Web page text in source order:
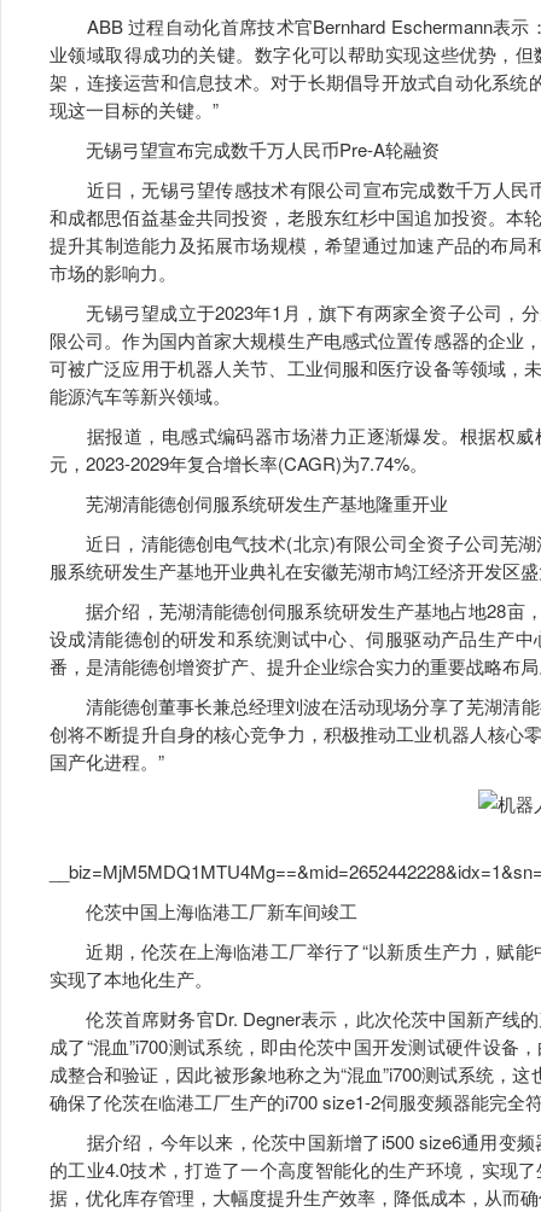
ABB 过程自动化首席技术官Bernhard Eschermann表示
业领域取得成功的关键。数字化可以帮助实现这些优势，
架，连接运营和信息技术。对于长期倡导开放式自动化系
现这一目标的关键。”
无锡弓望宣布完成数千万人民币Pre-A轮融资
近日，无锡弓望传感技术有限公司宣布完成数千万人民
和成都思佰益基金共同投资，老股东红杉中国追加投资。本
提升其制造能力及拓展市场规模，希望通过加速产品的布
市场的影响力。
无锡弓望成立于2023年1月，旗下有两家全资子公司，
限公司。作为国内首家大规模生产电感式位置传感器的企业
可被广泛应用于机器人关节、工业伺服和医疗设备等领域，
能源汽车等新兴领域。
据报道，电感式编码器市场潜力正逐渐爆发。根据权威
元，2023-2029年复合增长率(CAGR)为7.74%。
芜湖清能德创伺服系统研发生产基地隆重开业
近日，清能德创电气技术(北京)有限公司全资子公司芜湖
服系统研发生产基地开业典礼在安徽芜湖市鸠江经济开发区
据介绍，芜湖清能德创伺服系统研发生产基地占地28亩
设成清能德创的研发和系统测试中心、伺服驱动产品生产
番，是清能德创增资扩产、提升企业综合实力的重要战略布
清能德创董事长兼总经理刘波在活动现场分享了芜湖清能
创将不断提升自身的核心竞争力，积极推动工业机器人核心
国产化进程。”
伦茨中国上海临港工厂新车间竣工
近期，伦茨在上海临港工厂举行了“以新质生产力，赋能
实现了本地化生产。
伦茨首席财务官Dr. Degner表示，此次伦茨中国新产线
成了“混血”i700测试系统，即由伦茨中国开发测试硬件设备
成整合和验证，因此被形象地称之为“混血”i700测试系统，
确保了伦茨在临港工厂生产的i700 size1-2伺服变频器能完全
据介绍，今年以来，伦茨中国新增了i500 size6通用变频
的工业4.0技术，打造了一个高度智能化的生产环境，实现
据，优化库存管理，大幅度提升生产效率，降低成本，从而